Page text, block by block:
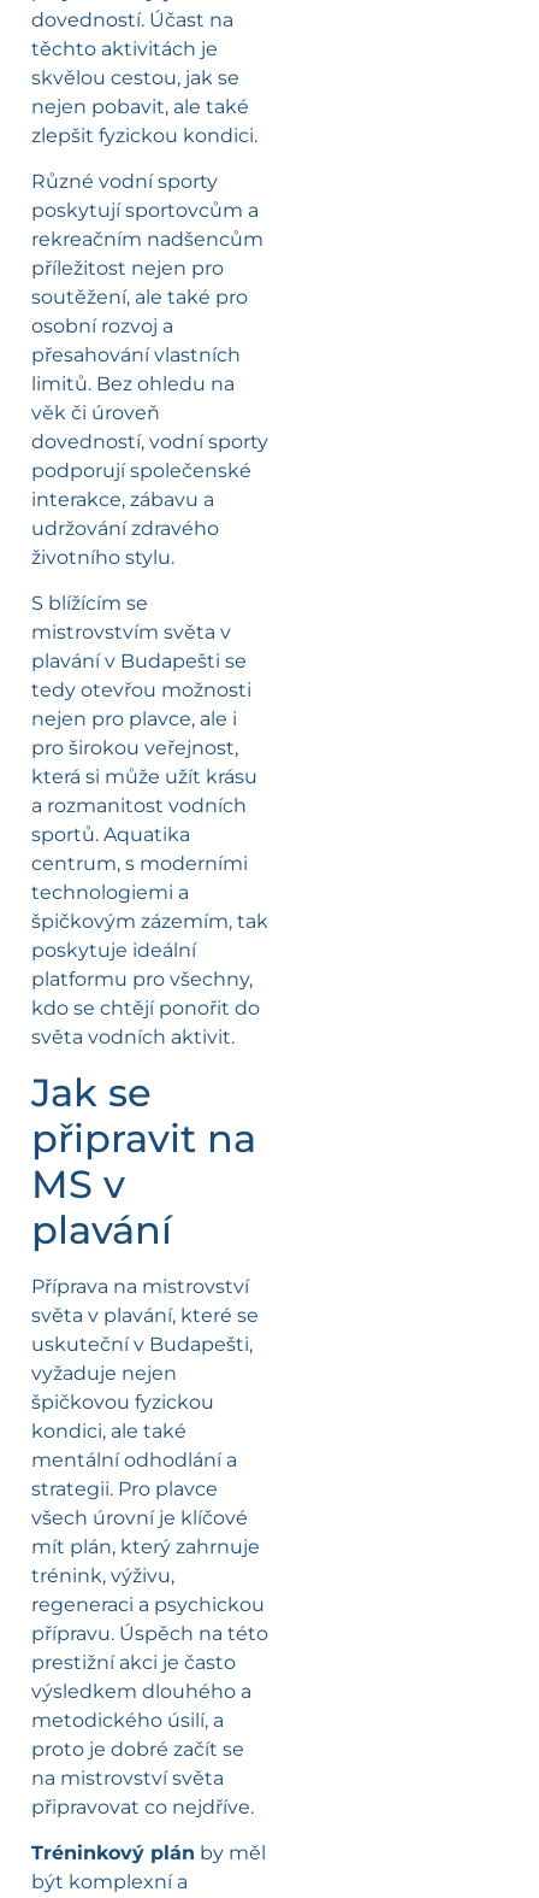
dovedností. Účast na
těchto aktivitách je
skvělou cestou, jak se
nejen pobavit, ale také
zlepšit fyzickou kondici.
Různé vodní sporty
poskytují sportovcům a
rekreačním nadšencům
příležitost nejen pro
soutěžení, ale také pro
osobní rozvoj a
přesahování vlastních
limitů. Bez ohledu na
věk či úroveň
dovedností, vodní sporty
podporují společenské
interakce, zábavu a
udržování zdravého
životního stylu.
S blížícím se
mistrovstvím světa v
plavání v Budapešti se
tedy otevřou možnosti
nejen pro plavce, ale i
pro širokou veřejnost,
která si může užít krásu
a rozmanitost vodních
sportů. Aquatika
centrum, s moderními
technologiemi a
špičkovým zázemím, tak
poskytuje ideální
platformu pro všechny,
kdo se chtějí ponořit do
světa vodních aktivit.
Jak se
připravit na
MS v
plavání
Příprava na mistrovství
světa v plavání, které se
uskuteční v Budapešti,
vyžaduje nejen
špičkovou fyzickou
kondici, ale také
mentální odhodlání a
strategii. Pro plavce
všech úrovní je klíčové
mít plán, který zahrnuje
trénink, výživu,
regeneraci a psychickou
přípravu. Úspěch na této
prestižní akci je často
výsledkem dlouhého a
metodického úsilí, a
proto je dobré začít se
na mistrovství světa
připravovat co nejdříve.
Tréninkový plán by měl
být komplexní a